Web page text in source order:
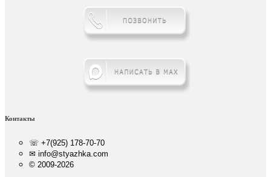
Контакты
☏ +7(925) 178-70-70
✉ info@styazhka.com
© 2009-2026